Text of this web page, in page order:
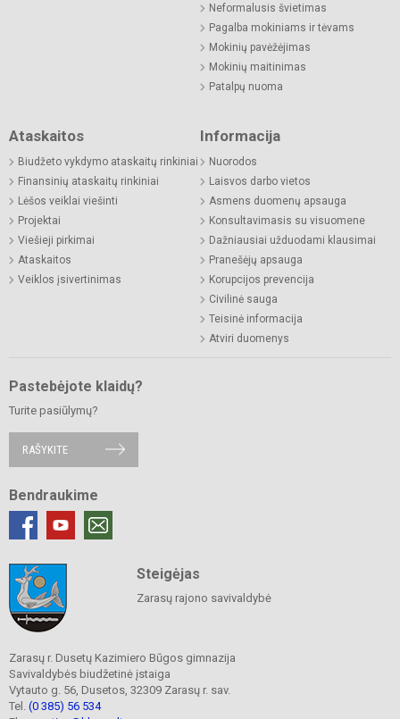
Neformalusis švietimas
Pagalba mokiniams ir tėvams
Mokinių pavėžėjimas
Mokinių maitinimas
Patalpų nuoma
Ataskaitos
Biudžeto vykdymo ataskaitų rinkiniai
Finansinių ataskaitų rinkiniai
Lėšos veiklai viešinti
Projektai
Viešieji pirkimai
Ataskaitos
Veiklos įsivertinimas
Informacija
Nuorodos
Laisvos darbo vietos
Asmens duomenų apsauga
Konsultavimasis su visuomene
Dažniausiai užduodami klausimai
Pranešėjų apsauga
Korupcijos prevencija
Civilinė sauga
Teisinė informacija
Atviri duomenys
Pastebėjote klaidų?
Turite pasiūlymų?
RAŠYKITE
Bendraukime
Steigėjas
Zarasų rajono savivaldybė
Zarasų r. Dusetų Kazimiero Būgos gimnazija
Savivaldybės biudžetinė įstaiga
Vytauto g. 56, Dusetos, 32309 Zarasų r. sav.
Tel. (0 385) 56 534